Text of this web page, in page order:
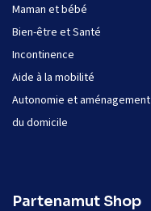
Maman et bébé
Bien-être et Santé
Incontinence
Aide à la mobilité
Autonomie et aménagement
du domicile
Partenamut Shop